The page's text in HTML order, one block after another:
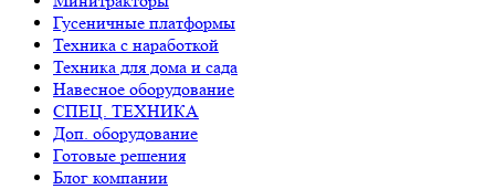
Гусеничные платформы
Техника с наработкой
Техника для дома и сада
Навесное оборудование
СПЕЦ. ТЕХНИКА
Доп. оборудование
Готовые решения
Блог компании